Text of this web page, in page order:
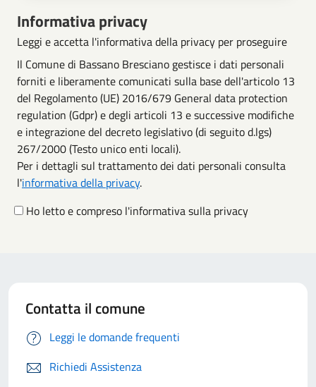
Informativa privacy
Leggi e accetta l'informativa della privacy per proseguire
Il Comune di Bassano Bresciano gestisce i dati personali
forniti e liberamente comunicati sulla base dell'articolo 13
del Regolamento (UE) 2016/679 General data protection
regulation (Gdpr) e degli articoli 13 e successive modifiche
e integrazione del decreto legislativo (di seguito d.lgs)
267/2000 (Testo unico enti locali).
Per i dettagli sul trattamento dei dati personali consulta
l'informativa della privacy.
Ho letto e compreso l'informativa sulla privacy
Contatta il comune
Leggi le domande frequenti
Richiedi Assistenza